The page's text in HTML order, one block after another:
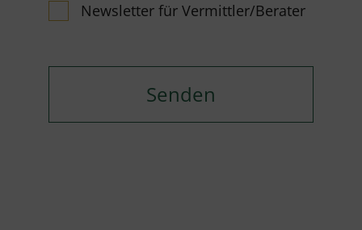
Newsletter für Vermittler/Berater